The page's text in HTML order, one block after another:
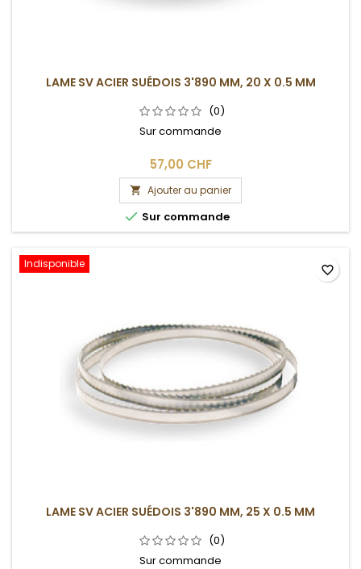
LAME SV ACIER SUÉDOIS 3'890 MM, 20 X 0.5 MM
(0)
Sur commande
57,00 CHF
 Ajouter au panier
 Sur commande
Indisponible
LAME SV ACIER SUÉDOIS 3'890 MM, 25 X 0.5 MM
(0)
Sur commande
favorite_border